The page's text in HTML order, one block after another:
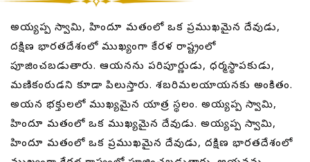
అయ్యప్ప స్వామి, హిందూ మతంలో ఒక ప్రముఖమైన దేవుడు,
దక్షిణ భారతదేశంలో ముఖ్యంగా కేరళ రాష్ట్రంలో
పూజించబడుతారు. ఆయనను పరిపూర్ణుడు, ధర్మస్థాపకుడు,
మణికంఠుడని కూడా పిలుస్తారు. శబరిమలయాయనకు అంకితం.
అయన భక్తులలో ముఖ్యమైన యాత్ర స్థలం. అయ్యప్ప స్వామి,
హిందూ మతంలో ఒక ముఖ్యమైన దేవుడు. అయ్యప్ప స్వామి,
హిందూ మతంలో ఒక ప్రముఖమైన దేవుడు, దక్షిణ భారతదేశంలో